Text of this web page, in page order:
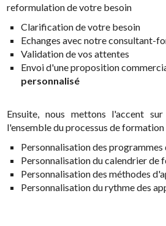
reformulation de votre besoin
Clarification de votre besoin
Echanges avec notre consultant-
Validation de vos attentes
Envoi d'une proposition
personnalisé
Ensuite, nous mettons l'accent
l'ensemble du processus de formation
Personnalisation des
Personnalisation du calendrier de
Personnalisation des méthodes
Personnalisation du rythme des